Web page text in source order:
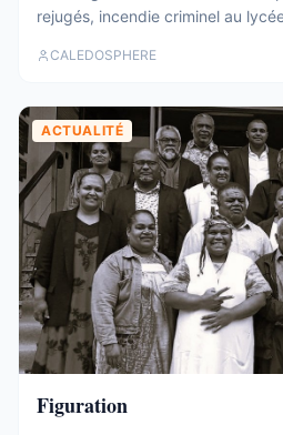
rejugés, incendie criminel au
CALEDOSPHERE
ACTUALITÉ
Figuration